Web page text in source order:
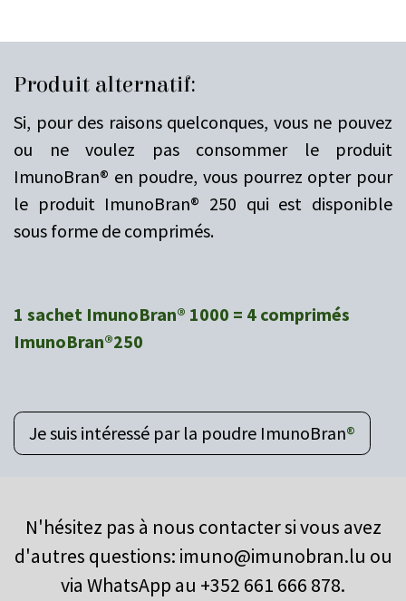
Produit alternatif:
Si, pour des raisons quelconques, vous ne pouvez
ou ne voulez pas consommer le produit
ImunoBran® en poudre, vous pourrez opter pour
le produit ImunoBran® 250 qui est disponible
sous forme de comprimés.
1 sachet ImunoBran® 1000 = 4 comprimés
ImunoBran®250
Je suis intéressé par la poudre ImunoBran®
N'hésitez pas à nous contacter si vous avez
d'autres questions: imuno@imunobran.lu ou
via WhatsApp au +352 661 666 878.